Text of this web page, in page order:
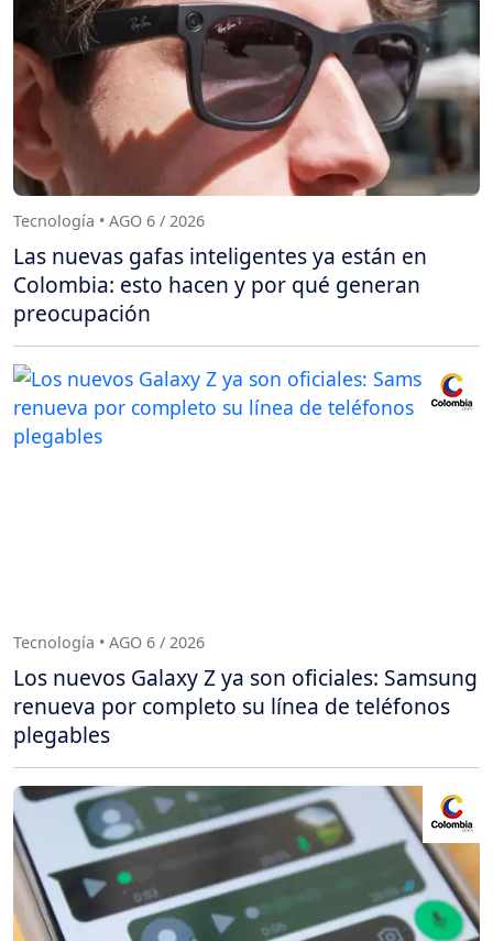
Tecnología • AGO 6 / 2026
Las nuevas gafas inteligentes ya están en
Colombia: esto hacen y por qué generan
preocupación
Tecnología • AGO 6 / 2026
Los nuevos Galaxy Z ya son oficiales: Samsung
renueva por completo su línea de teléfonos
plegables